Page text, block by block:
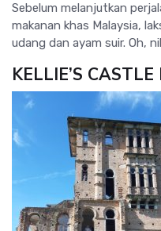
Sebelum melanjutkan
makanan khas Malaysia,
udang dan ayam suir. Oh,
KELLIE’S